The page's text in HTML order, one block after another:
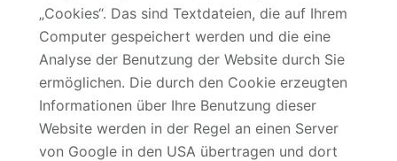
„Cookies“. Das sind Textdateien, die auf Ihrem
Computer gespeichert werden und die eine
Analyse der Benutzung der Website durch Sie
ermöglichen. Die durch den Cookie erzeugten
Informationen über Ihre Benutzung dieser
Website werden in der Regel an einen Server
von Google in den USA übertragen und dort